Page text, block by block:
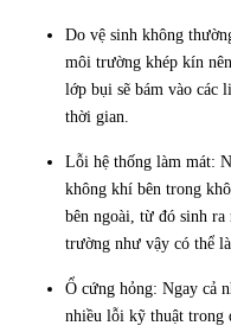
Do vệ sinh không
môi trường khép kín
lớp bụi sẽ bám vào các
thời gian.
Lỗi hệ thống làm mát:
không khí bên trong
bên ngoài, từ đó sinh
trường như vậy có thể
Ổ cứng hỏng: Ngay cả
nhiều lỗi kỹ thuật trong